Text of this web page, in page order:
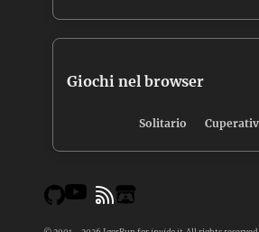
Giochi nel browser
Solitario